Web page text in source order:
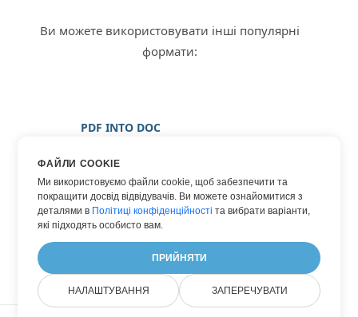
Ви можете використовувати інші популярні
формати:
PDF INTO DOC
PDF INTO ЗОБРАЖЕННЯ
PDF INTO PNG
PDF INTO WORD
PDF INTO XPS
ФАЙЛИ COOKIE
Ми використовуємо файли cookie, щоб забезпечити та
покращити досвід відвідувачів. Ви можете ознайомитися з
деталями в Політиці конфіденційності та вибрати варіанти,
які підходять особисто вам.
ПРИЙНЯТИ
НАЛАШТУВАННЯ ЗАПЕРЕЧУВАТИ